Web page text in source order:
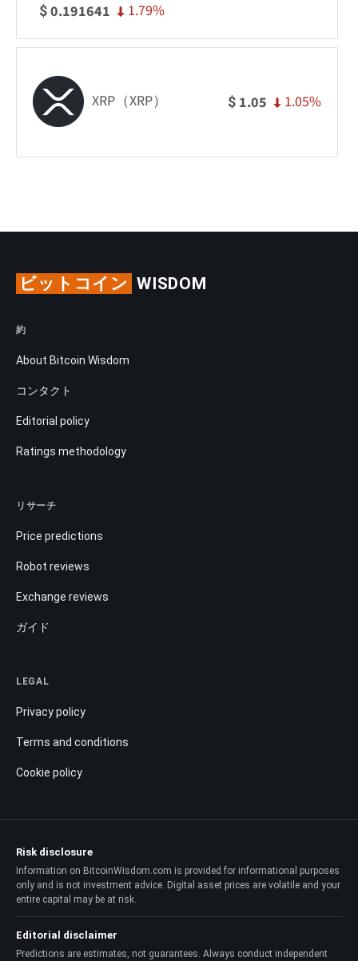
$0.191641 1.79%
XRP（XRP） $ 1.05 1.05%
ビットコイン WISDOM
約
About Bitcoin Wisdom
コンタクト
Editorial policy
Ratings methodology
リサーチ
Price predictions
Robot reviews
Exchange reviews
ガイド
LEGAL
Privacy policy
Terms and conditions
Cookie policy
Risk disclosure
Information on BitcoinWisdom.com is provided for informational purposes
only and is not investment advice. Digital asset prices are volatile and your
entire capital may be at risk.
Editorial disclaimer
Predictions are estimates, not guarantees. Always conduct independent